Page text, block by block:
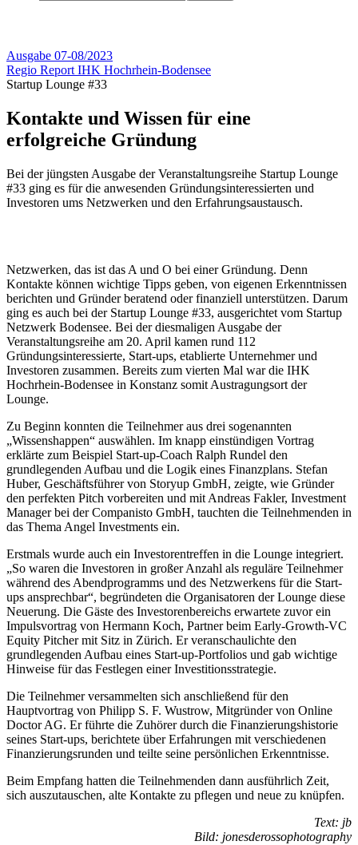
Ausgabe 07-08/2023
Regio Report IHK Hochrhein-Bodensee
Startup Lounge #33
Kontakte und Wissen für eine
erfolgreiche Gründung
Bei der jüngsten Ausgabe der ­Veranstaltungsreihe Startup Lounge
#33 ging es für die anwesenden ­Gründungsinteressierten und
Investoren ums Netzwerken und den Erfahrungsaustausch.
Netzwerken, das ist das A und O bei einer Gründung. Denn
Kontakte können wichtige Tipps geben, von eigenen Erkenntnissen
berichten und Gründer beratend oder finanziell unterstützen. Darum
ging es auch bei der Startup Lounge #33, ausgerichtet vom Startup
Netzwerk Bodensee. Bei der diesmaligen Ausgabe der
Veranstaltungsreihe am 20. April kamen rund 112
Gründungsinteressierte, Start-ups, etablierte Unternehmer und
Investoren zusammen. Bereits zum vierten Mal war die IHK
Hochrhein-Bodensee in Konstanz somit Austragungsort der
Lounge.
Zu Beginn konnten die Teilnehmer aus drei sogenannten
„Wissenshappen“ auswählen. Im knapp einstündigen Vortrag
erklärte zum Beispiel Start-up-Coach Ralph Rundel den
grundlegenden Aufbau und die Logik eines Finanzplans. Stefan
Huber, Geschäftsführer von Storyup GmbH, zeigte, wie Gründer
den perfekten Pitch vorbereiten und mit Andreas Fakler, Investment
Manager bei der Companisto GmbH, tauchten die Teilnehmenden in
das Thema Angel Investments ein.
Erstmals wurde auch ein Investorentreffen in die Lounge integriert.
„So waren die Investoren in großer Anzahl als reguläre Teilnehmer
während des Abendprogramms und des Netzwerkens für die Start-
ups ansprechbar“, begründeten die Organisatoren der Lounge diese
Neuerung. Die Gäste des Investorenbereichs erwartete zuvor ein
Impulsvortrag von Hermann Koch, Partner beim Early-Growth-VC
Equity Pitcher mit Sitz in Zürich. Er veranschaulichte den
grundlegenden Aufbau eines Start-up-Portfolios und gab wichtige
Hinweise für das Festlegen einer Investitionsstrategie.
Die Teilnehmer versammelten sich anschließend für den
Hauptvortrag von Philipp S. F. Wustrow, Mitgründer von Online
Doctor AG. Er führte die Zuhörer durch die Finanzierungshistorie
seines Start-ups, berichtete über Erfahrungen mit verschiedenen
Finanzierungsrunden und teilte seine persönlichen Erkenntnisse.
Beim Empfang hatten die Teilnehmenden dann ausführlich Zeit,
sich auszutauschen, alte Kontakte zu pflegen und neue zu ­knüpfen.
Text: jb
Bild: jonesderossophotography